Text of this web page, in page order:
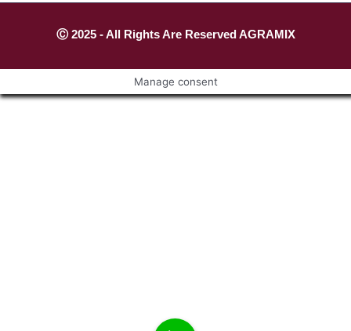
Ⓒ 2025 - All Rights Are Reserved AGRAMIX
Manage consent